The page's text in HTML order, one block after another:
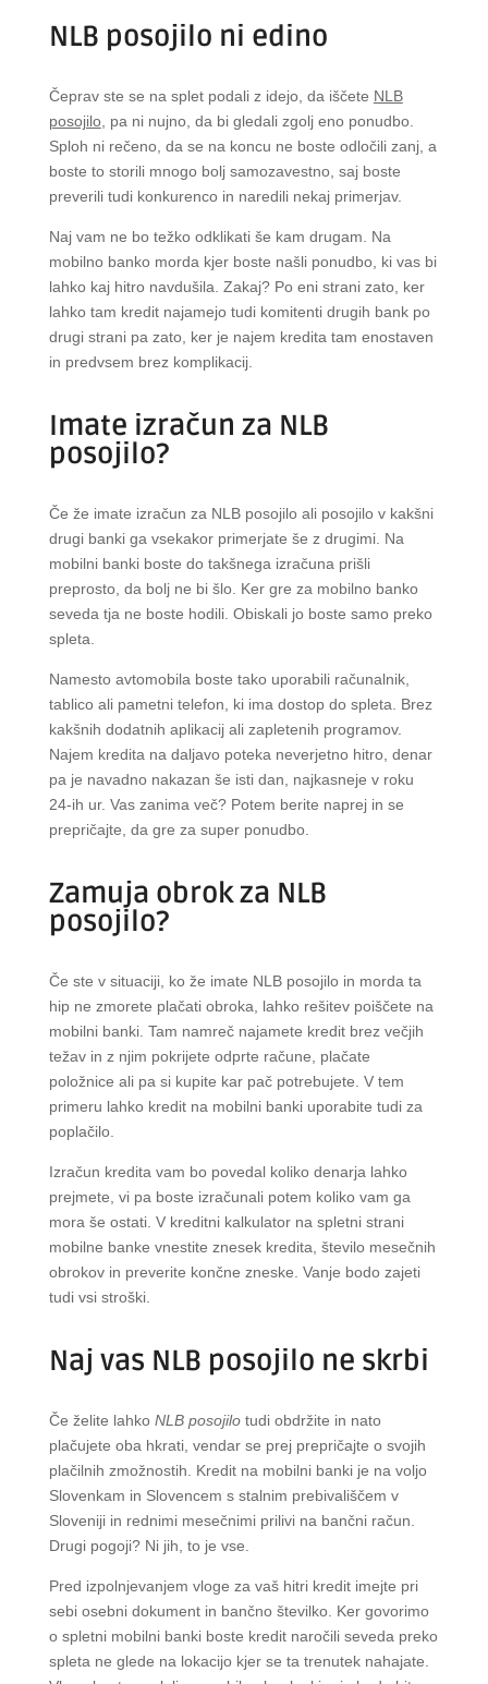
NLB posojilo ni edino
Čeprav ste se na splet podali z idejo, da iščete NLB
posojilo, pa ni nujno, da bi gledali zgolj eno ponudbo.
Sploh ni rečeno, da se na koncu ne boste odločili zanj, a
boste to storili mnogo bolj samozavestno, saj boste
preverili tudi konkurenco in naredili nekaj primerjav.
Naj vam ne bo težko odklikati še kam drugam. Na
mobilno banko morda kjer boste našli ponudbo, ki vas bi
lahko kaj hitro navdušila. Zakaj? Po eni strani zato, ker
lahko tam kredit najamejo tudi komitenti drugih bank po
drugi strani pa zato, ker je najem kredita tam enostaven
in predvsem brez komplikacij.
Imate izračun za NLB
posojilo?
Če že imate izračun za NLB posojilo ali posojilo v kakšni
drugi banki ga vsekakor primerjate še z drugimi. Na
mobilni banki boste do takšnega izračuna prišli
preprosto, da bolj ne bi šlo. Ker gre za mobilno banko
seveda tja ne boste hodili. Obiskali jo boste samo preko
spleta.
Namesto avtomobila boste tako uporabili računalnik,
tablico ali pametni telefon, ki ima dostop do spleta. Brez
kakšnih dodatnih aplikacij ali zapletenih programov.
Najem kredita na daljavo poteka neverjetno hitro, denar
pa je navadno nakazan še isti dan, najkasneje v roku
24-ih ur. Vas zanima več? Potem berite naprej in se
prepričajte, da gre za super ponudbo.
Zamuja obrok za NLB
posojilo?
Če ste v situaciji, ko že imate NLB posojilo in morda ta
hip ne zmorete plačati obroka, lahko rešitev poiščete na
mobilni banki. Tam namreč najamete kredit brez večjih
težav in z njim pokrijete odprte račune, plačate
položnice ali pa si kupite kar pač potrebujete. V tem
primeru lahko kredit na mobilni banki uporabite tudi za
poplačilo.
Izračun kredita vam bo povedal koliko denarja lahko
prejmete, vi pa boste izračunali potem koliko vam ga
mora še ostati. V kreditni kalkulator na spletni strani
mobilne banke vnestite znesek kredita, število mesečnih
obrokov in preverite končne zneske. Vanje bodo zajeti
tudi vsi stroški.
Naj vas NLB posojilo ne skrbi
Če želite lahko NLB posojilotudi obdržite in nato
plačujete oba hkrati, vendar se prej prepričajte o svojih
plačilnih zmožnostih. Kredit na mobilni banki je na voljo
Slovenkam in Slovencem s stalnim prebivališčem v
Sloveniji in rednimi mesečnimi prilivi na bančni račun.
Drugi pogoji? Ni jih, to je vse.
Pred izpolnjevanjem vloge za vaš hitri kredit imejte pri
sebi osebni dokument in bančno številko. Ker govorimo
o spletni mobilni banki boste kredit naročili seveda preko
spleta ne glede na lokacijo kjer se ta trenutek nahajate.